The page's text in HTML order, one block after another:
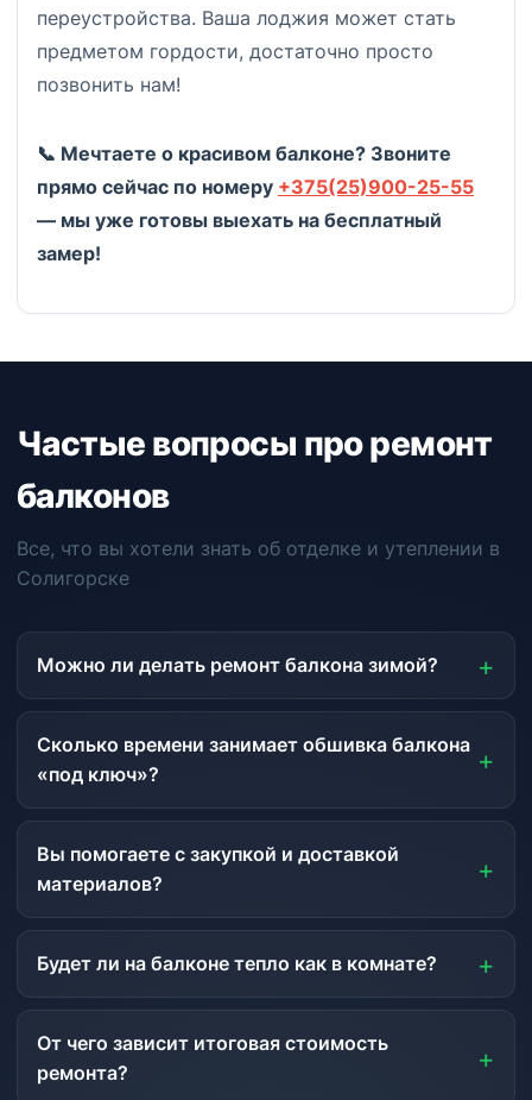
переустройства. Ваша лоджия может стать
предметом гордости, достаточно просто
позвонить нам!
📞 Мечтаете о красивом балконе? Звоните
прямо сейчас по номеру +375(25)900-25-55
— мы уже готовы выехать на бесплатный
замер!
Частые вопросы про ремонт
балконов
Все, что вы хотели знать об отделке и утеплении в
Солигорске
Можно ли делать ремонт балкона зимой?
Сколько времени занимает обшивка балкона
«под ключ»?
Вы помогаете с закупкой и доставкой
материалов?
Будет ли на балконе тепло как в комнате?
От чего зависит итоговая стоимость
ремонта?